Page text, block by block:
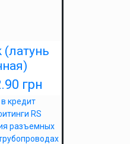
(латунь
грн
кредит
RS
разъемных